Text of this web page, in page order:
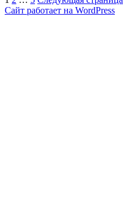
записей
Сайт работает на WordPress